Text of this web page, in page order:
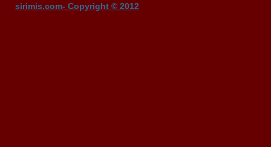
sirimis.com- Copyright © 2012